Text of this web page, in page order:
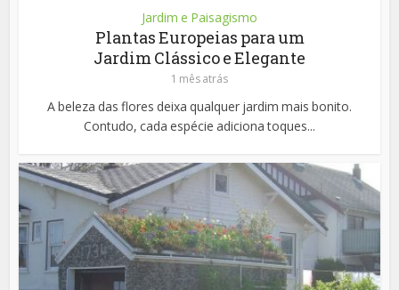
Jardim e Paisagismo
Plantas Europeias para um
Jardim Clássico e Elegante
1 mês atrás
A beleza das flores deixa qualquer jardim mais bonito.
Contudo, cada espécie adiciona toques...